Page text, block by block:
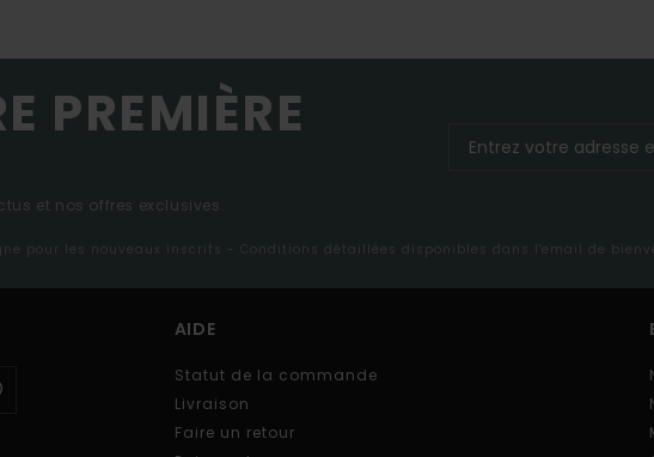
PREMIÈRE
et nos offres exclusives.
pour les nouveaux inscrits - Conditions détaillées disponibles dans l'email de
AIDE
Statut de la commande
Livraison
Faire un retour